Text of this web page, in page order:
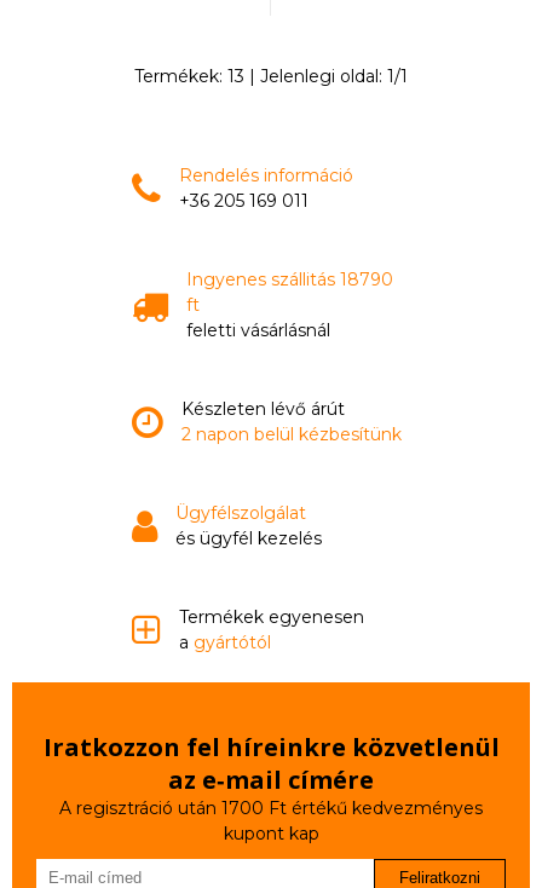
Termékek: 13 | Jelenlegi oldal: 1/1
Rendelés információ
+36 205 169 011
Ingyenes szállitás 18790
ft
feletti vásárlásnál
Készleten lévő árút
2 napon belül kézbesítünk
Ügyfélszolgálat
és ügyfél kezelés
Termékek egyenesen
a gyártótól
Iratkozzon fel híreinkre közvetlenül
az e‑mail címére
A regisztráció után 1700 Ft értékű kedvezményes
kupont kap
Feliratkozni